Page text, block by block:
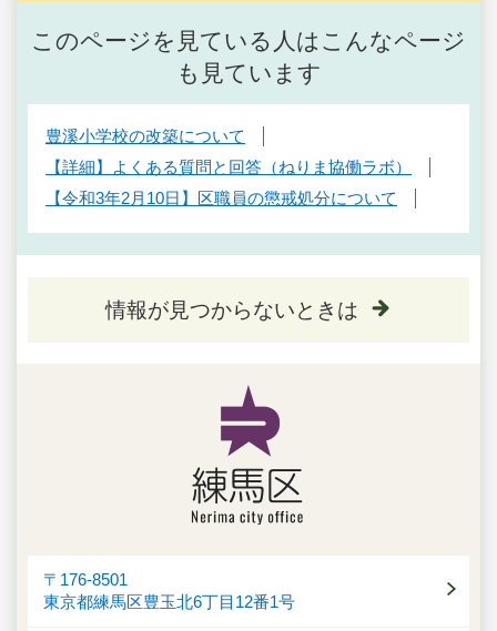
このページを見ている人はこんなページ
も見ています
豊溪小学校の改築について
【詳細】よくある質問と回答（ねりま協働ラボ）
【令和3年2月10日】区職員の懲戒処分について
情報が見つからないときは
〒176-8501
東京都練馬区豊玉北6丁目12番1号